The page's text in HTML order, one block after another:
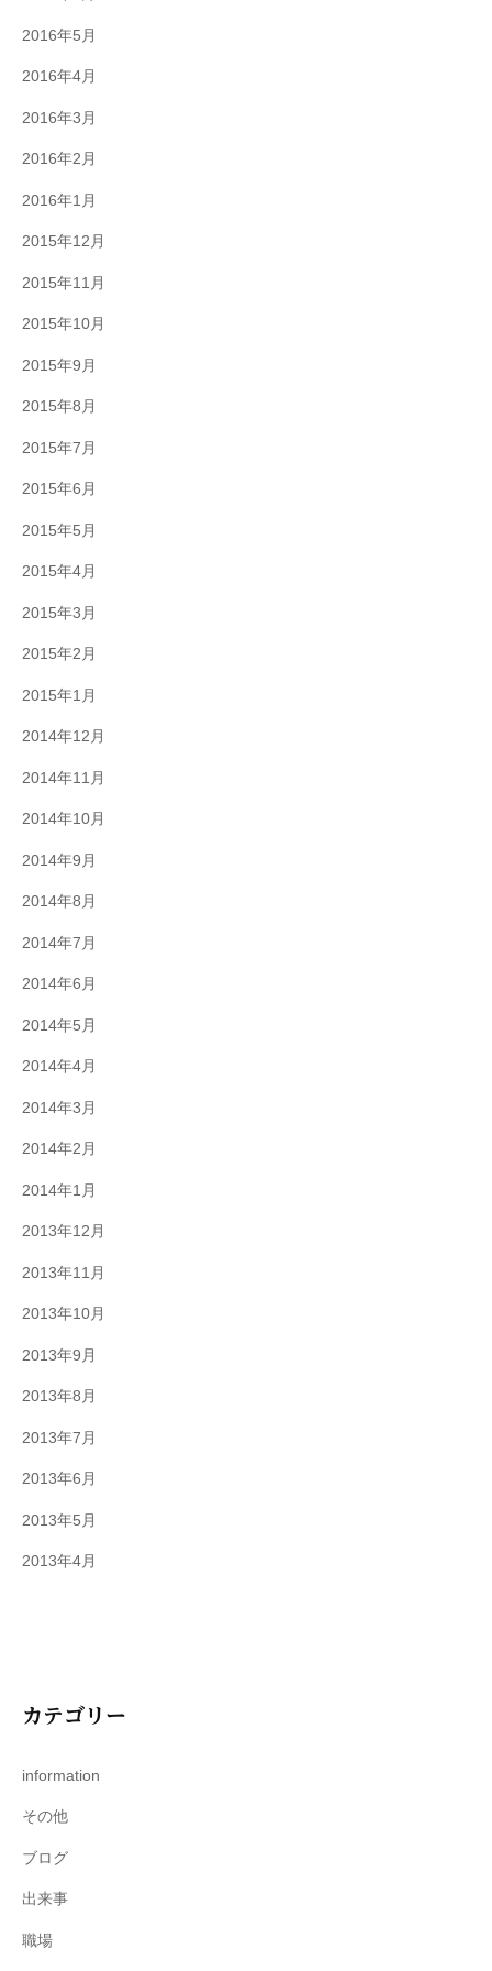
2016年5月
2016年4月
2016年3月
2016年2月
2016年1月
2015年12月
2015年11月
2015年10月
2015年9月
2015年8月
2015年7月
2015年6月
2015年5月
2015年4月
2015年3月
2015年2月
2015年1月
2014年12月
2014年11月
2014年10月
2014年9月
2014年8月
2014年7月
2014年6月
2014年5月
2014年4月
2014年3月
2014年2月
2014年1月
2013年12月
2013年11月
2013年10月
2013年9月
2013年8月
2013年7月
2013年6月
2013年5月
2013年4月
カテゴリー
information
その他
ブログ
出来事
職場